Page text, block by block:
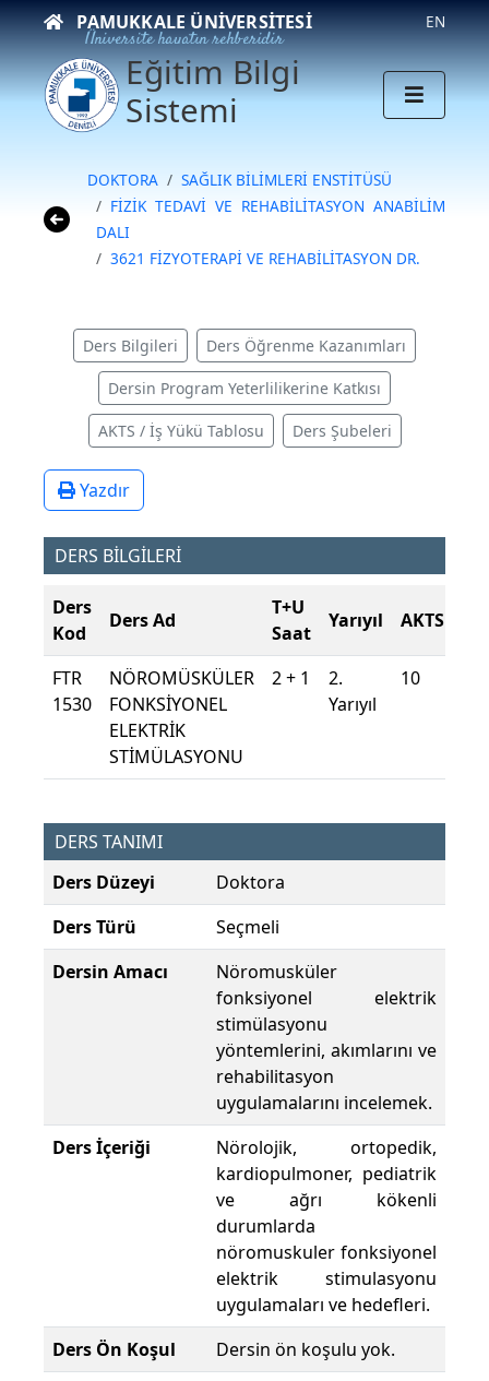
PAMUKKALE ÜNIVERSITESI
Üniversite hayatın rehberidir
EN
Eğitim Bilgi
Sistemi
DOKTORA
SAĞLIK BİLİMLERİ ENSTİTÜSÜ
FİZİK TEDAVİ VE REHABİLİTASYON ANABİLİM
DALI
3621 FİZYOTERAPİ VE REHABİLİTASYON DR.
Ders Bilgileri Ders Öğrenme Kazanımları
Dersin Program Yeterlilikerine Katkısı
AKTS / İş Yükü Tablosu Ders Şubeleri
Yazdır
DERS BİLGİLERİ
Ders
Kod
Ders Ad
T+U
Saat
Yarıyıl AKTS
FTR
1530
NÖROMÜSKÜLER
FONKSİYONEL
ELEKTRİK
STİMÜLASYONU
2 + 1
2.
Yarıyıl
10
DERS TANIMI
Ders Düzeyi
Doktora
Ders Türü
Seçmeli
Dersin Amacı
Nöromusküler
fonksiyonel elektrik
stimülasyonu
yöntemlerini, akımlarını ve
rehabilitasyon
uygulamalarını incelemek.
Ders İçeriği
Nörolojik, ortopedik,
kardiopulmoner, pediatrik
ve ağrı kökenli
durumlarda
nöromuskuler fonksiyonel
elektrik stimulasyonu
uygulamaları ve hedefleri.
Ders Ön Koşul
Dersin ön koşulu yok.